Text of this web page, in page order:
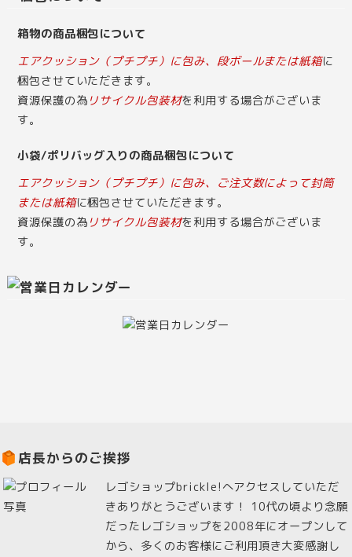
箱物の商品梱包について
エアクッション（プチプチ）に包み、段ボールまたは紙箱に
梱包させていただきます。
資源保護の為 リサイクル包装材を利用する場合がございま
す。
小袋/ポリバッグ入りの商品梱包について
エアクッション（プチプチ）に包み、ご注文数によって封筒
または紙箱に梱包させていただきます。
資源保護の為 リサイクル包装材を利用する場合がございま
す。
店長からのご挨拶
レゴショップbrickle!へアクセスしていただ
きありがとうございます！ 10代の頃より念願
だったレゴショップを2008年にオープンして
から、多くのお客様にご利用頂き大変感謝し